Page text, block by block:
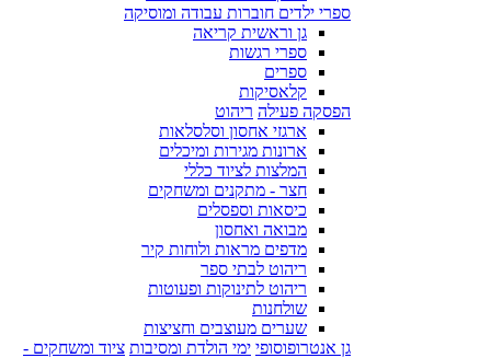
ספרי ילדים חוברות עבודה ומוסיקה
גן וראשית קריאה
ספרי רגשות
ספרים
קלאסיקות
הפסקה פעילה ריהוט
ארגזי אחסון וסלסלאות
ארונות מגירות ומיכלים
המלצות לציוד כללי
חצר - מתקנים ומשחקים
כיסאות וספסלים
מבואה ואחסון
מדפים מראות ולוחות קיר
ריהוט לבתי ספר
ריהוט לתינוקות ופעוטות
שולחנות
שערים מעוצבים וחציצות
גן אנטרופוסופי ימי הולדת ומסיבות ציוד ומשחקים -